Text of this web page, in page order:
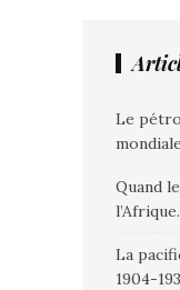
Le
Quand
La
1904-